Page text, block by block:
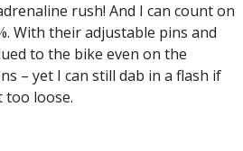
rush! And I can count on
With their adjustable pins and
to the bike even on the
– yet I can still dab in a flash if
loose.